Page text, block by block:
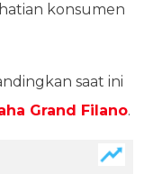
konsumen
saat ini
Grand Filano.